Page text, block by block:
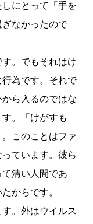
にとって「手を
なかったので
。でもそれはけ
為です。それで
ら入るのではな
。「けがすも
このことはファ
ています。彼ら
清い人間であ
からです。
。外はウイルス